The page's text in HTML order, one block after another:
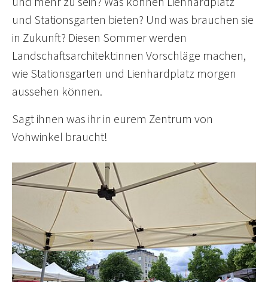
und Stationsgarten bieten? Und was brauchen sie
in Zukunft? Diesen Sommer werden
Landschaftsarchitekt:innen Vorschläge machen,
wie Stationsgarten und Lienhardplatz morgen
aussehen können.
Sagt ihnen was ihr in eurem Zentrum von
Vohwinkel braucht!